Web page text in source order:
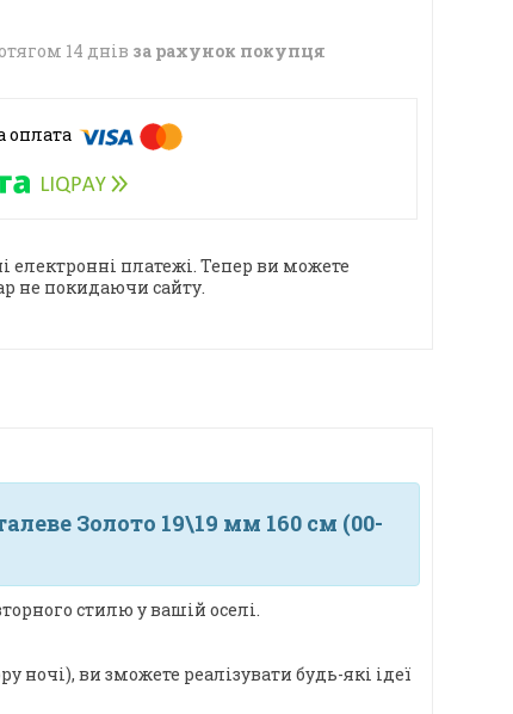
14 днів за рахунок покупця
електронні платежі. Тепер ви можете
не покидаючи сайту.
Золото 19\19 мм 160 см (00-
стилю у вашій оселі.
ви зможете реалізувати будь-які ідеї